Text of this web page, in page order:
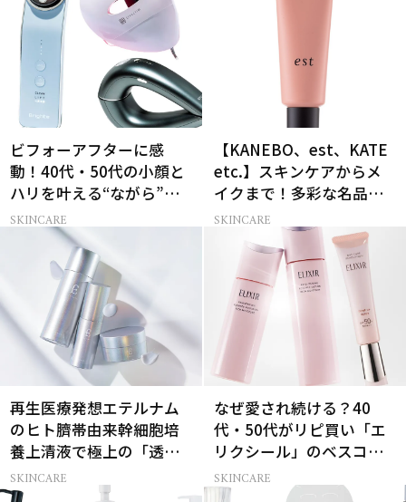
ビフォーアフターに感
動！40代・50代の小顔と
ハリを叶える“ながら”美
顔器3選
SKINCARE
【KANEBO、est、KATE
etc.】スキンケアからメ
イクまで！多彩な名品が
揃う「花王グループ」の
ベスコス受賞12選
SKINCARE
再生医療発想エテルナム
のヒト臍帯由来幹細胞培
養上清液で極上の「透明
感ハリ肌」へ
SKINCARE
なぜ愛され続ける？40
代・50代がリピ買い「エ
リクシール」のベスコス
受賞名品3選
SKINCARE